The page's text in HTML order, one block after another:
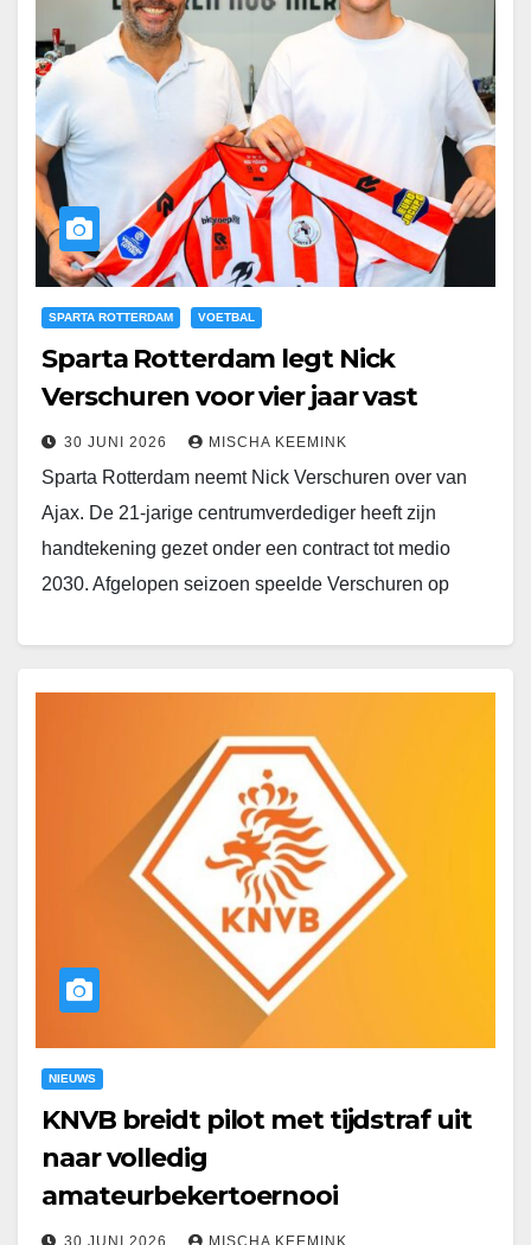
SPARTA ROTTERDAM VOETBAL
Sparta Rotterdam legt Nick
Verschuren voor vier jaar vast
30 JUNI 2026 MISCHA KEEMINK
Sparta Rotterdam neemt Nick Verschuren over van
Ajax. De 21-jarige centrumverdediger heeft zijn
handtekening gezet onder een contract tot medio
2030. Afgelopen seizoen speelde Verschuren op
NIEUWS
KNVB breidt pilot met tijdstraf uit
naar volledig
amateurbekertoernooi